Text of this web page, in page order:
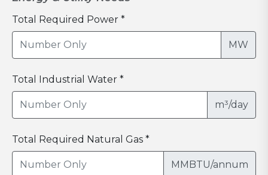
Total Required Power *
MW
Total Industrial Water *
m³/day
Total Required Natural Gas *
MMBTU/annum